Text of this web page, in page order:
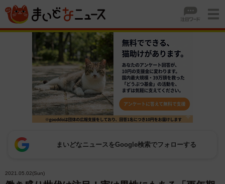
まいどなニュースをGoogle検索でフォローする
2021.05.02(Sun)